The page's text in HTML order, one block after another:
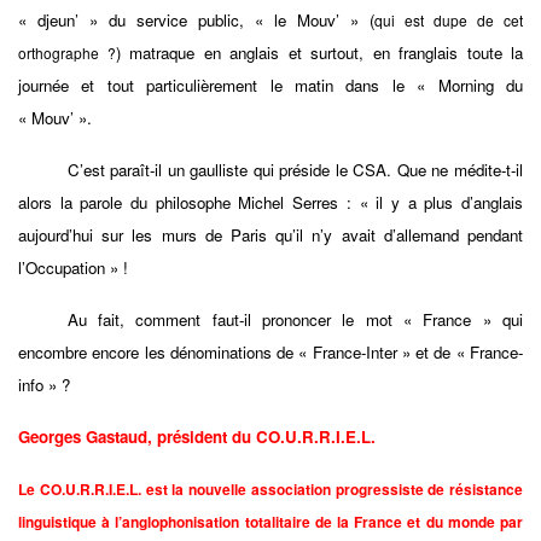
« djeun’ » du service public, « le Mouv’ » (qui est dupe de cet
orthographe ?) matraque en anglais et surtout, en franglais toute la
journée et tout particulièrement le matin dans le « Morning du
« Mouv’ ».
C’est paraît-il un gaulliste qui préside le CSA. Que ne médite-t-il
alors la parole du philosophe Michel Serres : « il y a plus d’anglais
aujourd’hui sur les murs de Paris qu’il n’y avait d’allemand pendant
l’Occupation » !
Au fait, comment faut-il prononcer le mot « France » qui
encombre encore les dénominations de « France-Inter » et de « France-
info » ?
Georges Gastaud, président du CO.U.R.R.I.E.L.
Le CO.U.R.R.I.E.L. est la nouvelle association progressiste de résistance
linguistique à l’anglophonisation totalitaire de la France et du monde par